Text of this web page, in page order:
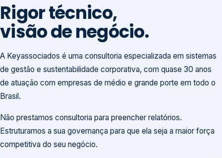
Rigor técnico,
visão de negócio.
A Keyassociados é uma consultoria especializada em sistemas
de gestão e sustentabilidade corporativa, com quase 30 anos
de atuação com empresas de médio e grande porte em todo o
Brasil.
Não prestamos consultoria para preencher relatórios.
Estruturamos a sua governança para que ela seja a maior força
competitiva do seu negócio.